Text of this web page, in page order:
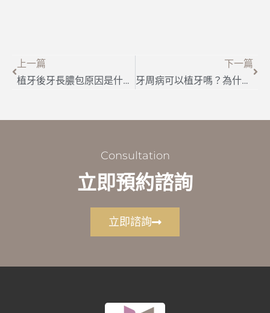
上一篇
植牙後牙長膿包原因是什麼？千萬別輕忽植牙牙齦腫
下一篇
牙周病可以植牙嗎？為什麼牙周病植牙需要補骨粉？
Consultation
立即預約諮詢
立即諮詢